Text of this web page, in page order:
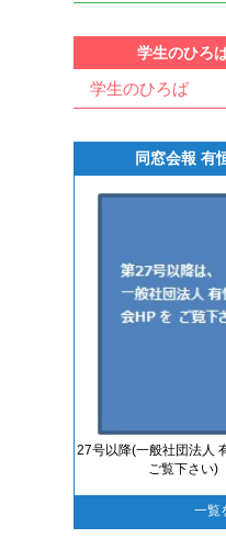
学生のひろ
学生のひろば
同窓会報 有
27号以降(一般社団法人
ご覧下さい)
一覧